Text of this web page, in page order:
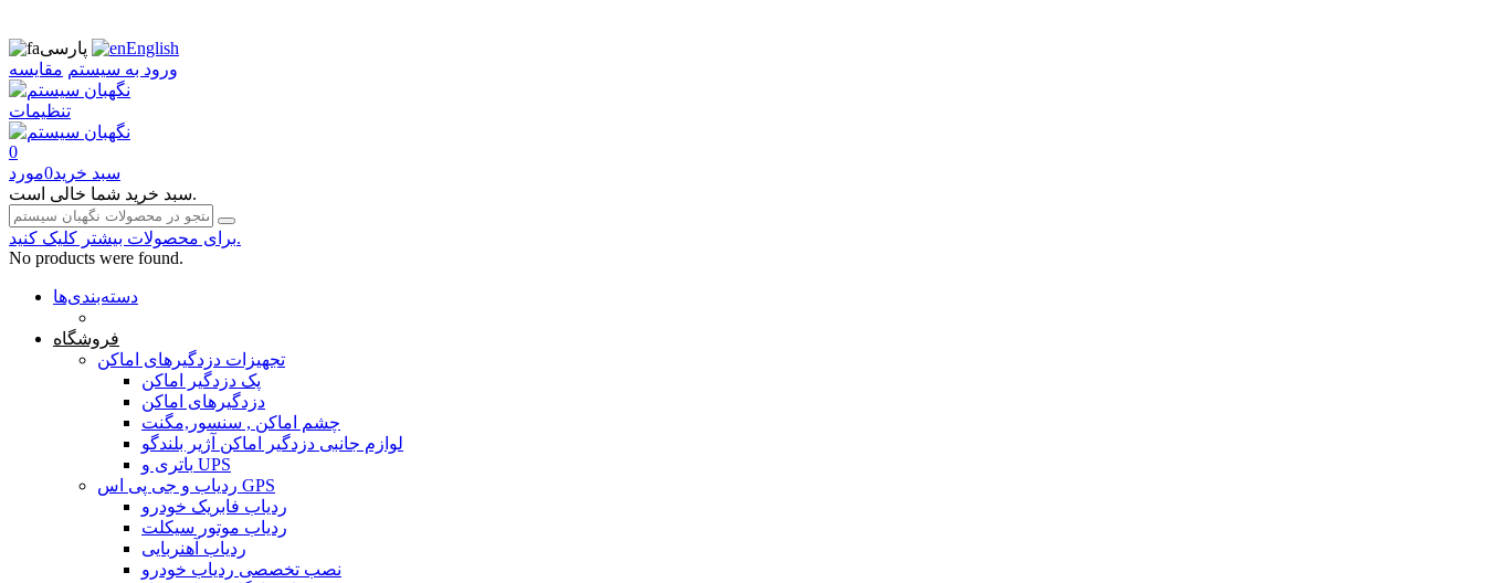
پارسی
English
ورود به سیستم مقایسه
تنظیمات
0
سبد خرید0مورد
سبد خرید شما خالی است.
برای محصولات بیشتر کلیک کنید.
No products were found.
دسته‌بندی‌ها
فروشگاه
تجهیزات دزدگیرهای اماکن
پک دزدگیر اماکن
دزدگیرهای اماکن
چشم اماکن , سنسور,مگنت
لوازم جانبی دزدگیر اماکن آژیر بلندگو
باتری و UPS
ردیاب و جی پی اس GPS
ردیاب فابریک خودرو
ردیاب موتور سیکلت
ردیاب آهنربایی
نصب تخصصی ردیاب خودرو